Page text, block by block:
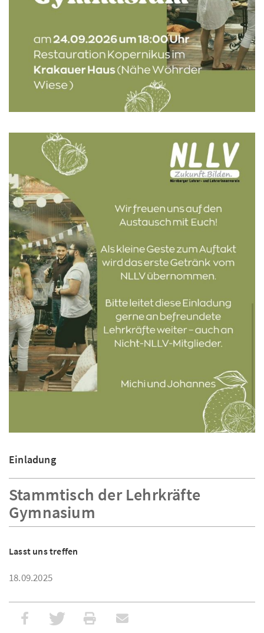
Einladung
Stammtisch der Lehrkräfte
Gymnasium
Lasst uns treffen
18.09.2025